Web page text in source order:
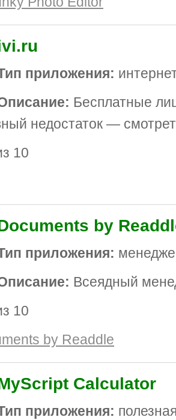
приложения:
Бесплатные
недостаток —
10
by
приложения:
Всеядный
10
by Readdle
Calculator
приложения: